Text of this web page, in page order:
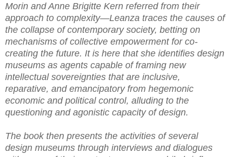
Morin and Anne Brigitte Kern referred from their
approach to complexity—Leanza traces the causes of
the collapse of contemporary society, betting on
mechanisms of collective empowerment for co-
creating the future. It is here that she identifies design
museums as agents capable of framing new
intellectual sovereignties that are inclusive,
reparative, and emancipatory from hegemonic
economic and political control, alluding to the
questioning and agonistic capacity of design.
The book then presents the activities of several
design museums through interviews and dialogues